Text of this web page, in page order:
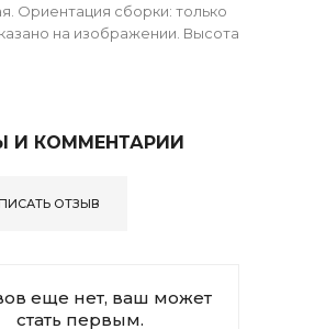
Ориентация сборки: только
на изображении. Высота
И КОММЕНТАРИИ
ОТЗЫВ
еще нет, ваш может
стать первым.